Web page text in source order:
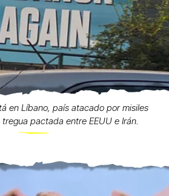
en Líbano, país atacado por misiles
pactada entre EEUU e Irán.